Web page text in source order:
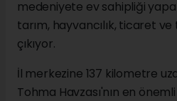
medeniyete ev sahipliği
tarım, hayvancılık, ticaret
çıkıyor.
İl merkezine 137 kilometre
Tohma Havzası'nın en